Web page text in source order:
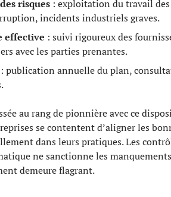
risques : exploitation du travail
incidents industriels graves.
effective : suivi rigoureux des
avec les parties prenantes.
: publication annuelle du plan,
au rang de pionnière avec ce
se contentent d’aligner les
dans leurs pratiques. Les
ne sanctionne les
demeure flagrant.